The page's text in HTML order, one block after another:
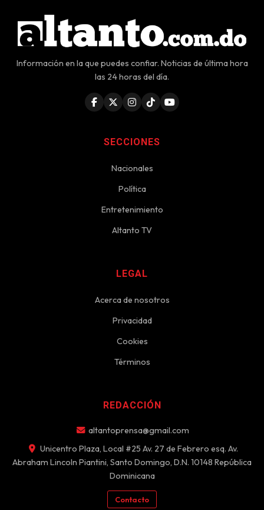
Información en la que puedes confiar. Noticias de última hora
las 24 horas del día.
SECCIONES
Nacionales
Política
Entretenimiento
Altanto TV
LEGAL
Acerca de nosotros
Privacidad
Cookies
Términos
REDACCIÓN
altantoprensa@gmail.com
Unicentro Plaza, Local #25 Av. 27 de Febrero esq. Av.
Abraham Lincoln Piantini, Santo Domingo, D.N. 10148 República
Dominicana
Contacto